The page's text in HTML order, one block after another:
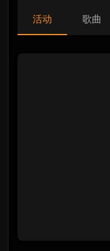
活动 歌曲